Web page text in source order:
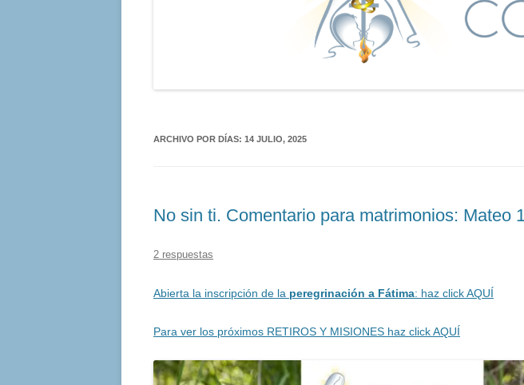
ARCHIVO POR DÍAS: 14 JULIO, 2025
No sin ti. Comentario para matrimonios: Mateo
2 respuestas
Abierta la inscripción de la peregrinación a Fátima: haz click AQUÍ
Para ver los próximos RETIROS Y MISIONES haz click AQUÍ